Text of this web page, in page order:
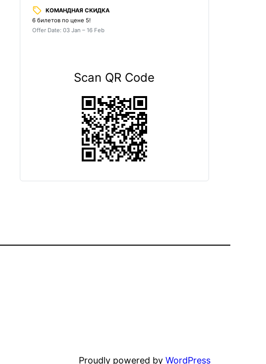
local_offer КОМАНДНАЯ СКИДКА
6 билетов по цене 5!
Offer Date: 03 Jan – 16 Feb
Scan QR Code
Proudly powered by WordPress